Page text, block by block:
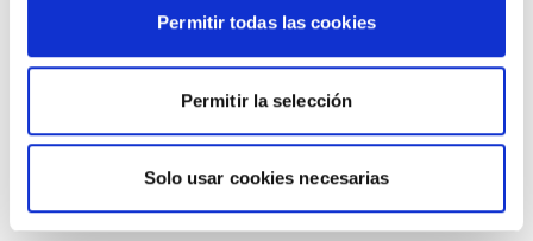
Permitir todas las cookies
Permitir la selección
Solo usar cookies necesarias